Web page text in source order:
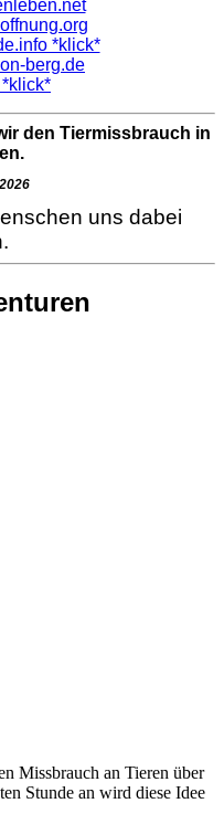
*klick*
berg.de
den Tiermissbrauch in
2026
uns dabei
Missbrauch an Tieren über
Stunde an wird diese Idee